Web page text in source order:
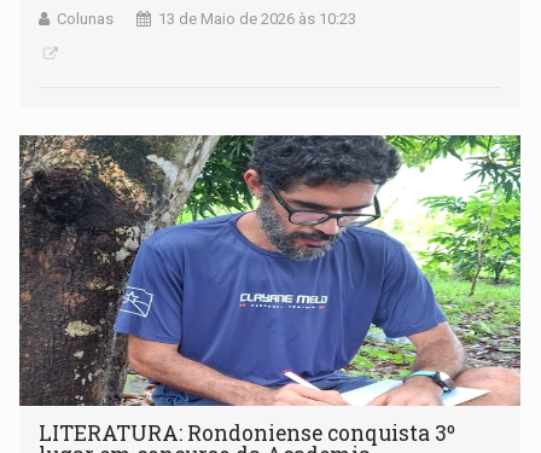
Colunas 13 de Maio de 2026 às 10:23
LITERATURA: Rondoniense conquista 3º